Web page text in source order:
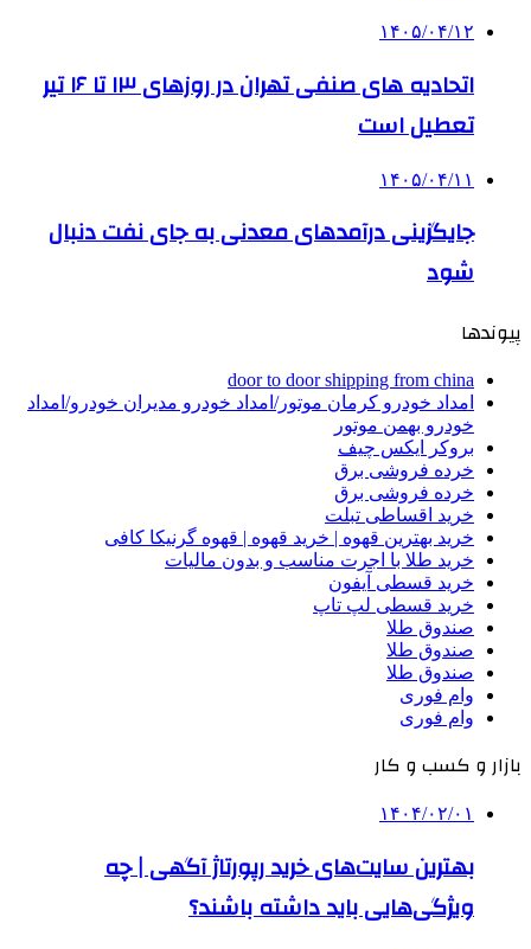
۱۴۰۵/۰۴/۱۲
اتحادیه های صنفی تهران در روزهای ۱۳ تا ۱۶ تیر
تعطیل است
۱۴۰۵/۰۴/۱۱
جایگزینی درآمدهای معدنی به جای نفت دنبال
شود
پیوندها
door to door shipping from china
امداد خودرو کرمان موتور/امداد خودرو مدیران خودرو/امداد
خودرو بهمن موتور
بروکر ایکس چیف
خرده فروشی برق
خرده فروشی برق
خرید اقساطی تبلت
خرید بهترین قهوه | خرید قهوه | قهوه گرنیکا کافی
خرید طلا با اجرت مناسب و بدون مالیات
خرید قسطی آیفون
خرید قسطی لپ تاپ
صندوق طلا
صندوق طلا
صندوق طلا
وام فوری
وام فوری
بازار و کسب و کار
۱۴۰۴/۰۲/۰۱
بهترین سایت‌های خرید رپورتاژ آگهی | چه
ویژگی‌هایی باید داشته باشند؟